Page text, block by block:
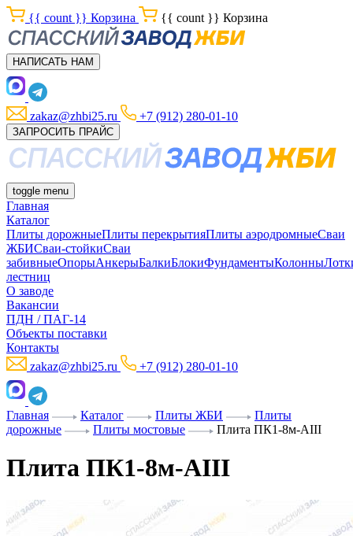
{{ count }} Корзина {{ count }} Корзина
НАПИСАТЬ НАМ
zakaz@zhbi25.ru +7 (912) 280-01-10
ЗАПРОСИТЬ ПРАЙС
toggle menu
Главная
Каталог
Плиты дорожныеПлиты перекрытияПлиты аэродромныеСваи
ЖБИСваи-стойкиСваи
забивныеОпорыАнкерыБалкиБлокиФундаментыКолонны
лестниц
О заводе
Вакансии
ПДН / ПАГ-14
Объекты поставки
Контакты
zakaz@zhbi25.ru
+7 (912) 280-01-10
Главная Каталог Плиты ЖБИ
Плиты
дорожные
Плиты мостовые Плита ПК1-8м-AIII
Плита ПК1-8м-AIII